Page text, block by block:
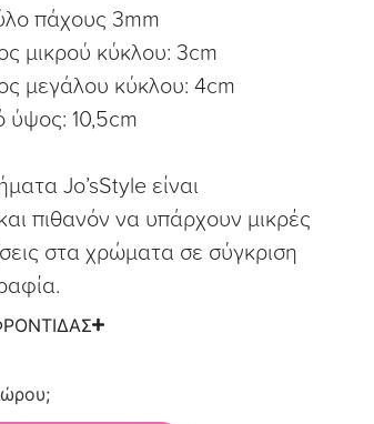
πάχους 3mm
μικρού κύκλου: 3cm
μεγάλου κύκλου: 4cm
ύψος: 10,5cm
Jo’sStyle είναι
πιθανόν να υπάρχουν μικρές
στα χρώματα σε σύγκριση